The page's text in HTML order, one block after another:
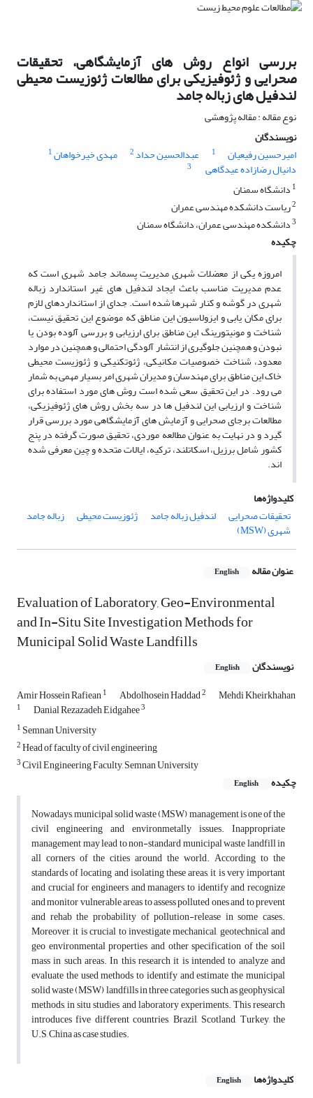
بررسی انواع روش های آزمایشگاهی، تحقیقات
صحرایی و ژئوفیزیکی برای مطالعات ژئوزیست محیطی
لندفیل های زباله جامد
نوع مقاله : مقاله پژوهشی
نویسندگان
امیرحسین رفیعیان
1 عبدالحسین حداد 2 مهدی خیرخواهان1
دانیال رضازاده عیدگاهی
3
1 دانشگاه سمنان
2ریاست دانشکده مهندسی عمران
3دانشکده مهندسی عمران، دانشگاه سمنان
چکیده
امروزه یکی از معضلات شهری مدیریت پسماند جامد شهری است که
عدم مدیریت مناسب باعث ایجاد لندفیل های غیر استاندارد زباله
شهری در گوشه و کنار شهرها شده است. جدای از استانداردهای لازم
برای مکان یابی و ایزولاسیون این مناطق که موضوع این تحقیق نیست،
شناخت و مونیتورینگ این مناطق برای ارزیابی و بررسی آلوده بودن یا
نبودن و همچنین جلوگیری از انتشار آلودگی احتمالی و همچنین در موارد
معدود، شناخت خصوصیات مکانیکی، ژئوتکنیکی و ژئوزیست محیطی
خاک این مناطق برای مهندسان و مدیران شهری امر بسیار مهمی به شمار
می رود. در این تحقیق سعی شده است روش های مورد استفاده برای
شناخت و ارزیابی این لندفیل ها در سه بخش روش های ژئوفیزیکی،
مطالعات برجای صحرایی و آزمایش های آزمایشگاهی مورد بررسی قرار
گیرد و در نهایت به عنوان مطالعه موردی، تحقیق صورت گرفته در پنج
کشور شامل برزیل، اسکاتلند، ترکیه، ایالات متحده و چین معرفی شده
اند.
کلیدواژه‌ها
تحقیقات صحرایی
لندفیل زباله جامد ژئوزیست محیطی زباله جامد
شهری (MSW)
عنوان مقاله English
Evaluation of Laboratory, Geo-Environmental
and In-Situ Site Investigation Methods for
Municipal Solid Waste Landfills
نویسندگان English
Amir Hossein Rafiean1 Abdolhosein Haddad2 Mehdi Kheirkhahan
1 Danial Rezazadeh Eidgahee3
1 Semnan University
2Head of faculty of civil engineering
3Civil Engineering Faculty, Semnan University
چکیده
English
Nowadays, municipal solid waste (MSW) management is one of the
civil engineering and environmetally issues. Inappropriate
management may lead to non-standard municipal waste landfill in
all corners of the cities around the world. According to the
standards of locating and isolating these areas, it is very important
and crucial for engineers and managers to identify and recognize
and monitor vulnerable areas to assess polluted ones and to prevent
and rehab the probability of pollution-release in some cases.
Moreover, it is crucial to investigate mechanical, geotechnical and
geo environmental properties and other specification of the soil
mass in such areas. In this research it is intended to analyze and
evaluate the used methods to identify and estimate the municipal
solid waste (MSW) landfills in three categories such as geophysical
methods, in situ studies and laboratory experiments. This research
introduces five different countries, Brazil, Scotland, Turkey, the
U.S, China as case studies.
کلیدواژه‌ها English